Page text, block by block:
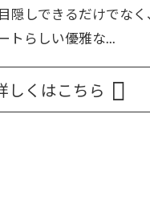
隠しできるだけでなく
トらしい優雅な...
しくはこちら